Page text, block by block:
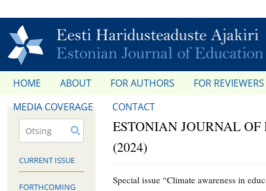
HOME ABOUT FOR AUTHORS
FOR REVIEWERS
MEDIA COVERAGE
CONTACT
CURRENT ISSUE
FORTHCOMING
ESTONIAN JOURNAL
(2024)
Special issue “Climate awareness in